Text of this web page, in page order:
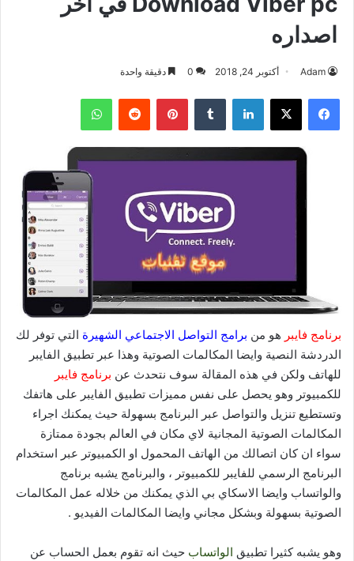
اصداره
Adam أكتوبر 24, 2018 0 دقيقة واحدة
فيسبوك ‫X لينكدإن بينتيريست واتساب
برنامج فايبر هو من برامج التواصل الاجتماعي الشهيرة التي توفر لك
الدردشة النصية وايضا المكالمات الصوتية وهذا عبر تطبيق الفايبر
للهاتف ولكن في هذه المقالة سوف نتحدث عن برنامج فايبر
للكمبيوتر وهو يحصل على نفس مميزات تطبيق الفايبر على هاتفك
وتستطيع تنزيل والتواصل عبر البرنامج بسهولة حيث يمكنك اجراء
المكالمات الصوتية المجانية لاي مكان في العالم بجودة ممتازة
سواء ان كان اتصالك من الهاتف المحمول او الكمبيوتر عبر استخدام
البرنامج الرسمي للفايبر للكمبيوتر ، والبرنامج يشبه برنامج
والواتساب وايضا الاسكاي بي الذي يمكنك من خلاله عمل المكالمات
الصوتية بسهولة وبشكل مجاني وايضا المكالمات الفيديو .
وهو يشبه كثيرا تطبيق الواتساب حيث انه تقوم بعمل الحساب عن